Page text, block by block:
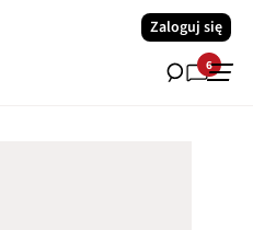
Zaloguj się
6